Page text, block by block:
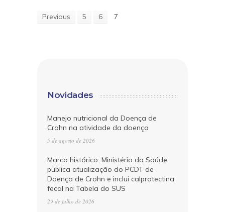
Previous 5 6 7
Novidades
Manejo nutricional da Doença de
Crohn na atividade da doença
5 de agosto de 2026
Marco histórico: Ministério da Saúde
publica atualização do PCDT de
Doença de Crohn e inclui calprotectina
fecal na Tabela do SUS
29 de julho de 2026